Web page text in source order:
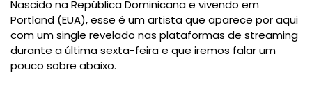
Nascido na República Dominicana e vivendo em
Portland (EUA), esse é um artista que aparece por aqui
com um single revelado nas plataformas de streaming
durante a última sexta-feira e que iremos falar um
pouco sobre abaixo.